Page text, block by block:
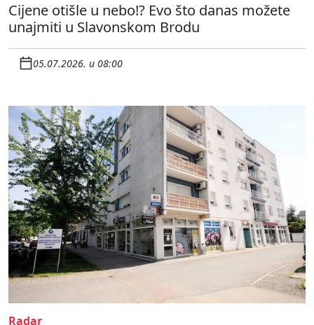
Cijene otišle u nebo!? Evo što danas možete
unajmiti u Slavonskom Brodu
05.07.2026. u 08:00
Radar